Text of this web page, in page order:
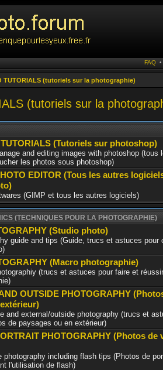
FAQ
TUTORIALS (tutoriels sur la photographie)
(tutoriels sur la
(Tutoriels sur photoshop)
and editing images with photoshop (tous
les photos sous photoshop)
EDITOR (Tous les autres
(GIMP et tous les autres logiciels)
(TECHNIQUES POUR LA PHOTOGRAPHIE)
(Studio photo)
guide and tips (Guide, trucs et astuces pour
(Macro photographie)
(trucs et astuces pour faire et
OUTSIDE PHOTOGRAPHY
and external/outside photography (trucs et
de paysages ou en extérieur)
PHOTOGRAPHY (Photos de
photography including flash tips (Photos de
l'utilisation de flash)